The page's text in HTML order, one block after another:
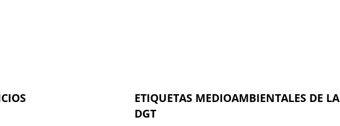
ETIQUETAS MEDIOAMBIENTALES DE LA
DGT